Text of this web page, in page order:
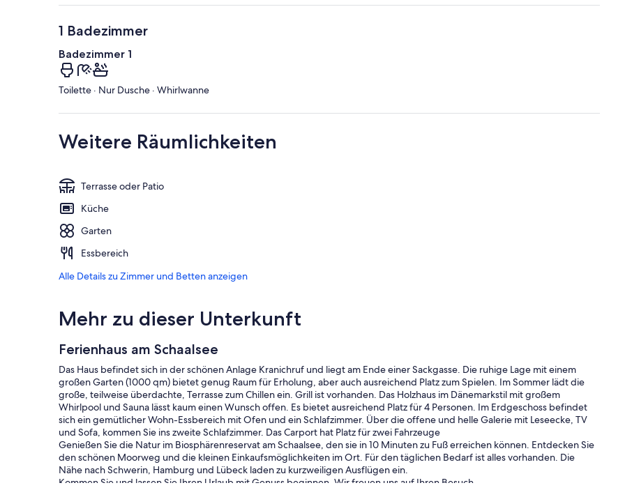
1 Badezimmer
Badezimmer 1
Toilette · Nur Dusche · Whirlwanne
Weitere Räumlichkeiten
Terrasse oder Patio
Küche
Garten
Essbereich
Alle Details zu Zimmer und Betten anzeigen
Mehr zu dieser Unterkunft
Ferienhaus am Schaalsee
Das Haus befindet sich in der schönen Anlage Kranichruf und liegt am Ende einer Sackgasse. Die ruhige Lage mit einem
großen Garten (1000 qm) bietet genug Raum für Erholung, aber auch ausreichend Platz zum Spielen. Im Sommer lädt die
große, teilweise überdachte, Terrasse zum Chillen ein. Grill ist vorhanden. Das Holzhaus im Dänemarkstil mit großem
Whirlpool und Sauna lässt kaum einen Wunsch offen. Es bietet ausreichend Platz für 4 Personen. Im Erdgeschoss befindet
sich ein gemütlicher Wohn-Essbereich mit Ofen und ein Schlafzimmer. Über die offene und helle Galerie mit Leseecke, TV
und Sofa, kommen Sie ins zweite Schlafzimmer. Das Carport hat Platz für zwei Fahrzeuge
Genießen Sie die Natur im Biosphärenreservat am Schaalsee, den sie in 10 Minuten zu Fuß erreichen können. Entdecken Sie
den schönen Moorweg und die kleinen Einkaufsmöglichkeiten im Ort. Für den täglichen Bedarf ist alles vorhanden. Die
Nähe nach Schwerin, Hamburg und Lübeck laden zu kurzweiligen Ausflügen ein.
Kommen Sie und lassen Sie Ihren Urlaub mit Genuss beginnen. Wir freuen uns auf Ihren Besuch.